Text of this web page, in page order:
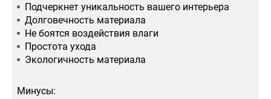
Подчеркнет уникальность вашего интерьера
Долговечность материала
Не боятся воздействия влаги
Простота ухода
Экологичность материала
Минусы: